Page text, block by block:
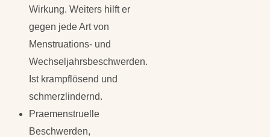
Wirkung. Weiters hilft er
gegen jede Art von
Menstruations- und
Wechseljahrsbeschwerden.
Ist krampflösend und
schmerzlindernd.
Praemenstruelle
Beschwerden,